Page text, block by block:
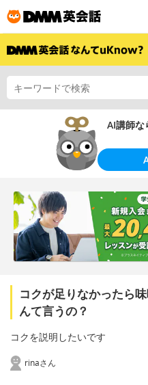
AI講師な
コクが足りなかったら
んて言うの？
コクを説明したいです
rinaさん